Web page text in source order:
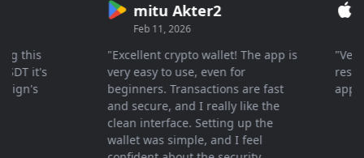
it's
mitu Akter2
Feb 11, 2026
"Excellent crypto wallet! The app is
very easy to use, even for
beginners. Transactions are fast
and secure, and I really like the
clean interface. Setting up the
wallet was simple, and I feel
"Very